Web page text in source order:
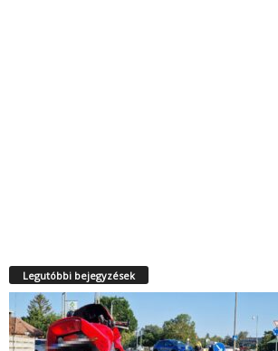
Legutóbbi bejegyzések